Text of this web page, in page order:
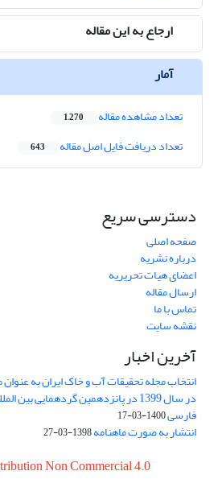
ارجاع به این مقاله
آمار
تعداد مشاهده مقاله 1,270
تعداد دریافت فایل اصل مقاله 643
دسترسی سریع
صفحه اصلی
درباره نشریه
اعضای هیات تحریریه
ارسال مقاله
تماس با ما
نقشه سایت
آخرین اخبار
انتخاب مجله تحقیقات آب و خاک ایران به
در سال 1399 در پانزدهمین گردهمایی
فارسی1400-03-17
انتشار به صورت ماهنامه1398-03-27
Non Commercial 4.0